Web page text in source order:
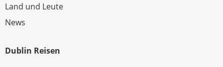
Land und Leute
News
Dublin Reisen